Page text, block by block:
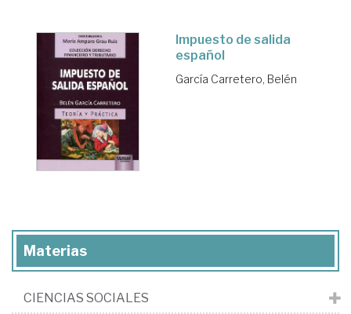
Impuesto de salida
español
García Carretero, Belén
Materias
CIENCIAS SOCIALES